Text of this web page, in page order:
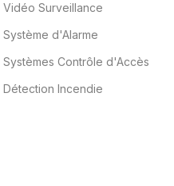
Vidéo Surveillance
Système d'Alarme
Systèmes Contrôle d'Accès
Détection Incendie